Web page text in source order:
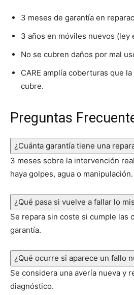
3 meses de garantía en
3 años en móviles nuevos (ley
No se cubren daños por mal
CARE amplía coberturas que
cubre.
Preguntas
¿Cuánta garantía tiene una
3 meses sobre la intervención
haya golpes, agua o manipulación.
¿Qué pasa si vuelve a fallar lo
Se repara sin coste si cumple las
garantía.
¿Qué ocurre si aparece un fallo
Se considera una avería nueva y
diagnóstico.